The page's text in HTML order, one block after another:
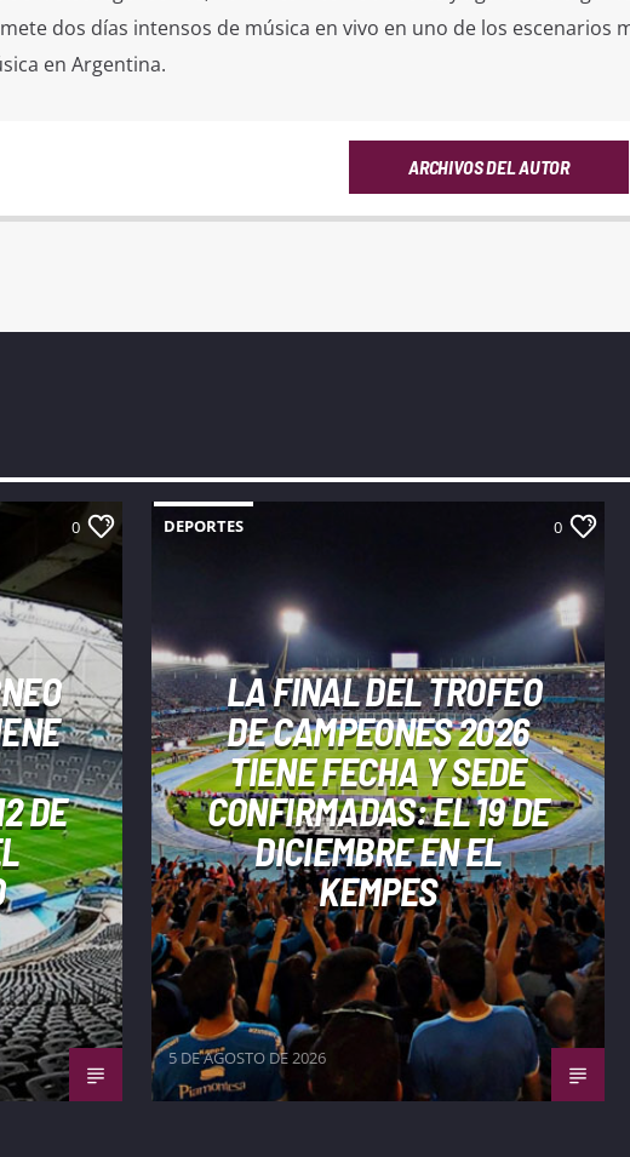
dos días intensos de música en vivo en uno de los escenarios
en Argentina.
ARCHIVOS DEL AUTOR
0
DE
DEPORTES 0
LA FINAL DEL TROFEO
DE CAMPEONES 2026
TIENE FECHA Y SEDE
CONFIRMADAS: EL 19 DE
DICIEMBRE EN EL
KEMPES
5 DE AGOSTO DE 2026